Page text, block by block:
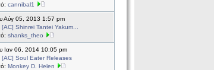
cannibal1
Αύγ 05, 2013 1:57 pm
[AC] Shinrei Tantei Yakum...
shanks_theo
Ιαν 06, 2014 10:05 pm
[AC] Soul Eater Releases
Monkey D. Helen